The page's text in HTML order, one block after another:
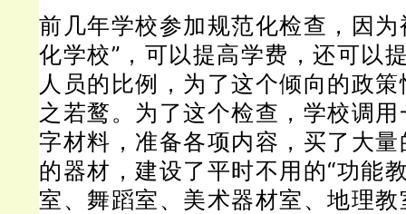
前几年学校参加规范化检查，因为
化学校”，可以提高学费，还可以
人员的比例，为了这个倾向的政
之若鹜。 为了这个检查，学校调
字材料，准备各项内容，买了大
的器材，建设了平时不用的“功能
室、舞蹈室、美术器材室、地理教